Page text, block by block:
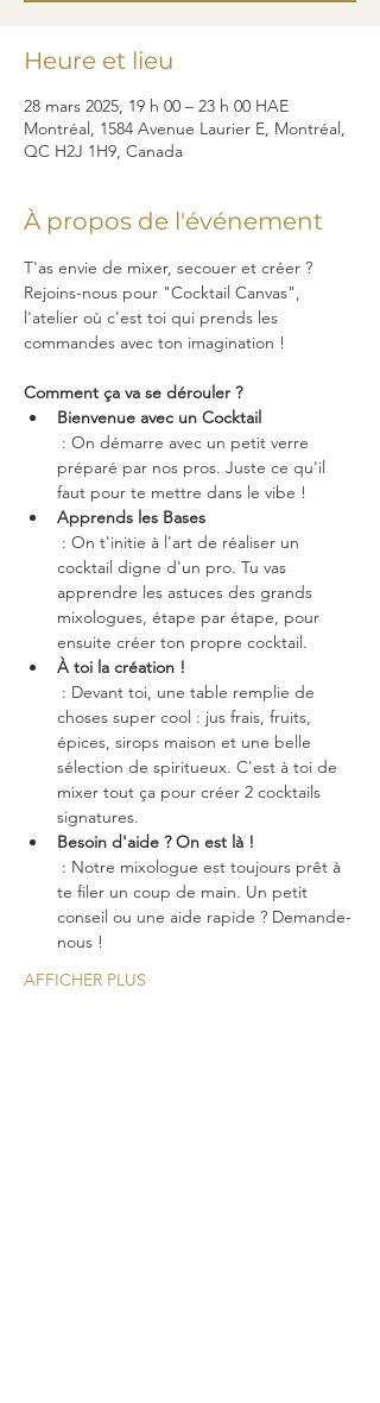
Heure et lieu
28 mars 2025, 19 h 00 – 23 h 00 HAE
Montréal, 1584 Avenue Laurier E, Montréal,
QC H2J 1H9, Canada
À propos de l'événement
T'as envie de mixer, secouer et créer ?
Rejoins-nous pour "Cocktail Canvas",
l'atelier où c'est toi qui prends les
commandes avec ton imagination !
Comment ça va se dérouler ?
Bienvenue avec un Cocktail
préparé par nos pros. Juste ce qu'il
faut pour te mettre dans le vibe !
Apprends les Bases
cocktail digne d'un pro. Tu vas
apprendre les astuces des grands
mixologues, étape par étape, pour
ensuite créer ton propre cocktail.
À toi la création !
choses super cool : jus frais, fruits,
épices, sirops maison et une belle
sélection de spiritueux. C'est à toi de
mixer tout ça pour créer 2 cocktails
signatures.
Besoin d'aide ? On est là !
te filer un coup de main. Un petit
conseil ou une aide rapide ? Demande-
nous !
AFFICHER PLUS